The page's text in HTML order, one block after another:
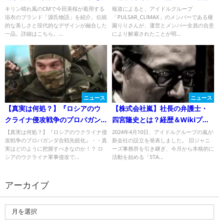
解説！
キリン晴れ風のCMで今田美桜が着用する
浴衣のブランド「源氏物語」を紹介。伝統
的な美しさと現代的なデザインが融合した
一品。詳細はこちら。...
プロフ！「2度と顔も見たくな
い」
報道によると、アイドルグループ
「PULSAR_CLIMAX」のメンバーである榎
園りりさんが、運営とメンバー全員の合意
により解雇されたことが明...
ニュース
【真実は何処？】『ロシアのウ
クライナ侵攻戦争のプロパガン
ダ合戦先鋭化』・・真実はどの
ように把握すべきなのか！？
【真実は何処？】『ロシアのウクライナ侵
攻戦争のプロパガンダ合戦先鋭化』・・真
実はどのように把握すべきなのか！？ ロ
シアのウクライナ軍事侵攻で...
ニュース
【株式会社嵐】社長の弁護士・
四宮隆史とは？経歴＆Wikiプロ
フ！なぜ社長に？
2024年4月10日、アイドルグループの嵐が
新会社の設立を発表しました。 旧ジャニ
ーズ事務所を引き継ぎ、今月から本格的に
活動を始める「STA...
アーカイブ